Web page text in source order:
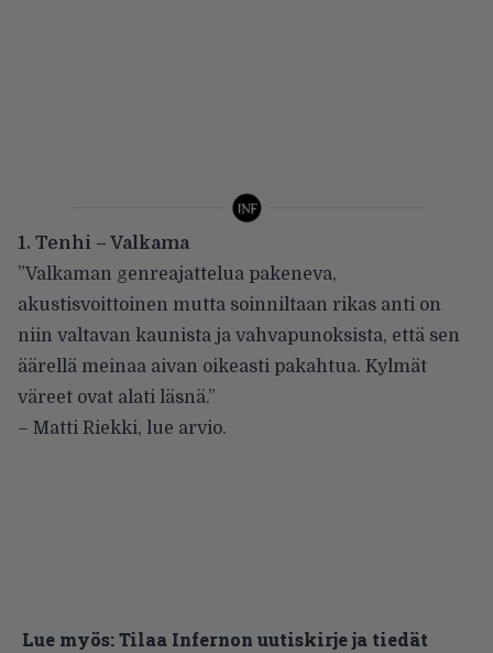
1. Tenhi – Valkama
”Valkaman genreajattelua pakeneva,
akustisvoittoinen mutta soinniltaan rikas anti on
niin valtavan kaunista ja vahvapunoksista, että sen
äärellä meinaa aivan oikeasti pakahtua. Kylmät
väreet ovat alati läsnä.”
– Matti Riekki, lue arvio.
Lue myös:Tilaa Infernon uutiskirje ja tiedät